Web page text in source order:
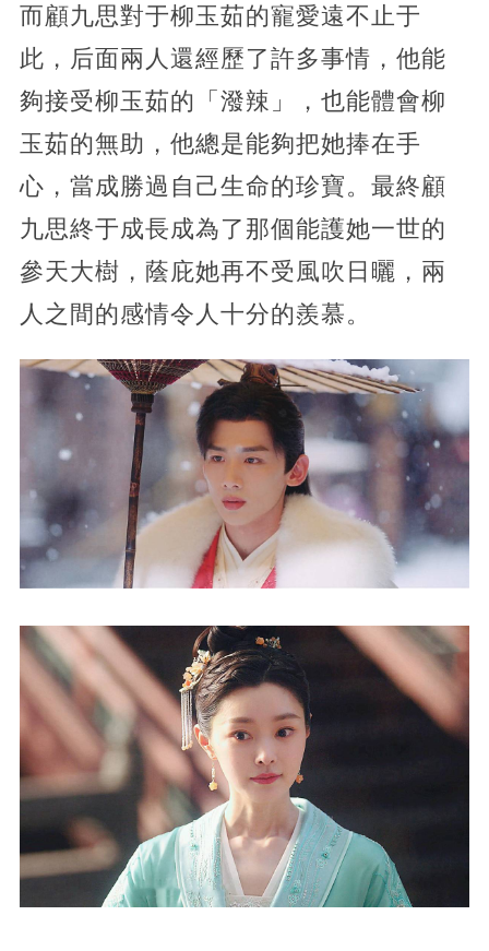
而顧九思對于柳玉茹的寵愛遠不止于
此，后面兩人還經歷了許多事情，他能
夠接受柳玉茹的「潑辣」，也能體會柳
玉茹的無助，他總是能夠把她捧在手
心，當成勝過自己生命的珍寶。最終顧
九思終于成長成為了那個能護她一世的
參天大樹，蔭庇她再不受風吹日曬，兩
人之間的感情令人十分的羨慕。